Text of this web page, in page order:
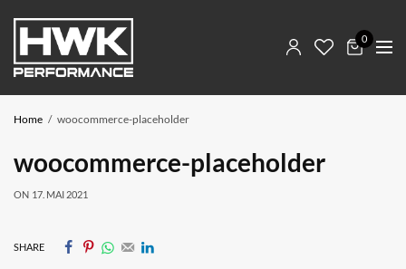
0
Home woocommerce-placeholder
woocommerce-placeholder
ON 17. MAI 2021
SHARE